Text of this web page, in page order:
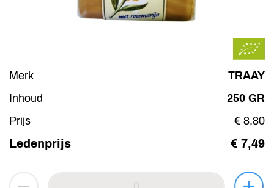
Merk
TRAAY
Inhoud
250 GR
Prijs
€ 8,80
Ledenprijs € 7,49